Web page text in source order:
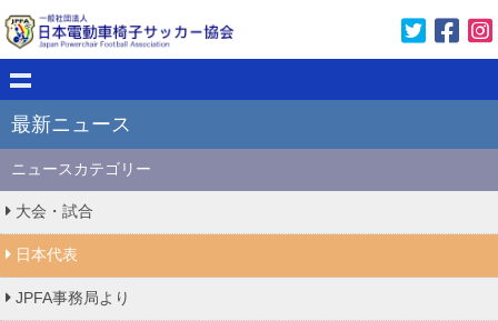
最新ニュース
ニュースカテゴリー
大会・試合
日本代表
JPFA事務局より